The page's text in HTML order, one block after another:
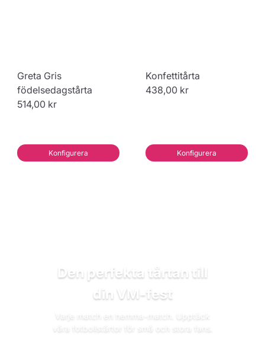
Greta Gris
födelsedagstårta
514,00 kr
Konfigurera
Konfettitårta
438,00 kr
Konfigurera
Den perfekta tårtan till
din VM-fest
Varje match en hemma-match. Upptäck